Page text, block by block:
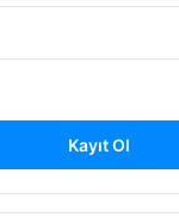
Kayıt Ol